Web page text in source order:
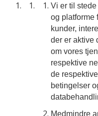
Vi er til
og platforme
kunder,
der er aktive
om vores
respektive
de
betingelser
Medmindre